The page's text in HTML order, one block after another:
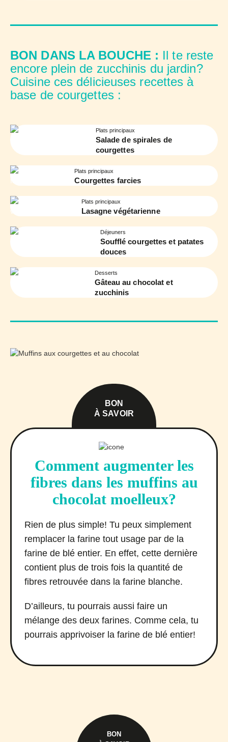
BON DANS LA BOUCHE : Il te reste
encore plein de zucchinis du jardin?
Cuisine ces délicieuses recettes à
base de courgettes :
Plats principaux
Salade de spirales de
courgettes
Plats principaux
Courgettes farcies
Plats principaux
Lasagne végétarienne
Déjeuners
Soufflé courgettes et patates
douces
Desserts
Gâteau au chocolat et
zucchinis
BON
À SAVOIR
Comment augmenter les
fibres dans les muffins au
chocolat moelleux?
Rien de plus simple! Tu peux simplement
remplacer la farine tout usage par de la
farine de blé entier. En effet, cette dernière
contient plus de trois fois la quantité de
fibres retrouvée dans la farine blanche.
D’ailleurs, tu pourrais aussi faire un
mélange des deux farines. Comme cela, tu
pourrais apprivoiser la farine de blé entier!
BON